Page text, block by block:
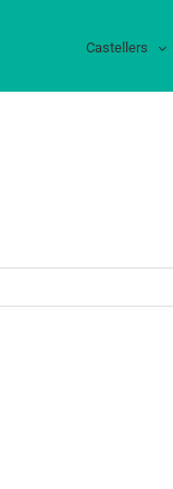
Castellers